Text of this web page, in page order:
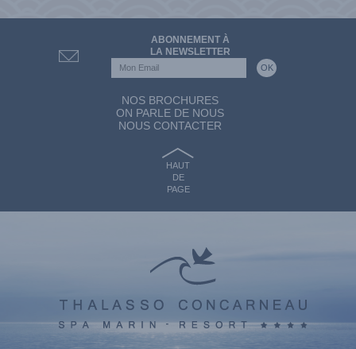
ABONNEMENT À
LA NEWSLETTER
NOS BROCHURES
ON PARLE DE NOUS
NOUS CONTACTER
HAUT
DE
PAGE